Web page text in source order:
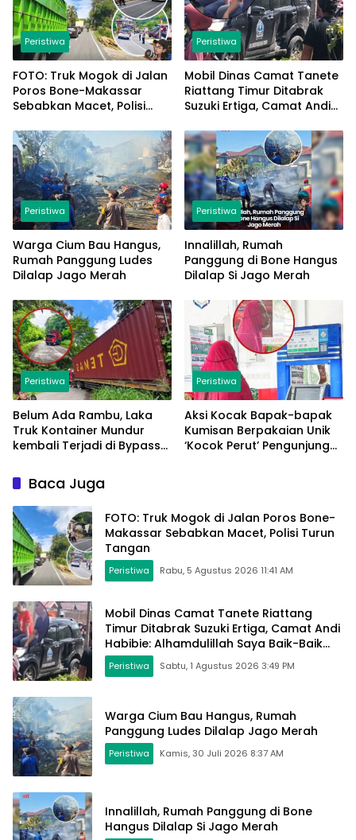
Peristiwa
FOTO: Truk Mogok di Jalan
Poros Bone-Makassar
Sebabkan Macet, Polisi
Peristiwa
Mobil Dinas Camat Tanete
Riattang Timur Ditabrak
Suzuki Ertiga, Camat Andi
Saya Baik-Baik Saja
Peristiwa
Warga Cium Bau Hangus,
Rumah Panggung Ludes
Dilalap Jago Merah
Peristiwa
Innalillah, Rumah
Panggung di Bone Hangus
Dilalap Si Jago Merah
Peristiwa
Belum Ada Rambu, Laka
Truk Kontainer Mundur
kembali Terjadi di Bypass
Peristiwa
Aksi Kocak Bapak-bapak
Kumisan Berpakaian Unik
‘Kocok Perut’ Pengunjung
Baca Juga
FOTO: Truk Mogok di Jalan Poros Bone-
Makassar Sebabkan Macet, Polisi Turun
Tangan
Peristiwa Rabu, 5 Agustus 2026 11:41 AM
Mobil Dinas Camat Tanete Riattang
Timur Ditabrak Suzuki Ertiga, Camat Andi
Habibie: Alhamdulillah Saya Baik-Baik
Saja
Peristiwa Sabtu, 1 Agustus 2026 3:49 PM
Warga Cium Bau Hangus, Rumah
Panggung Ludes Dilalap Jago Merah
Peristiwa Kamis, 30 Juli 2026 8:37 AM
Innalillah, Rumah Panggung di Bone
Hangus Dilalap Si Jago Merah